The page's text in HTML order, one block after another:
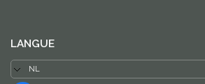
LANGUE